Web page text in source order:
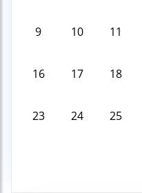
9 10 11
16 17 18
23 24 25